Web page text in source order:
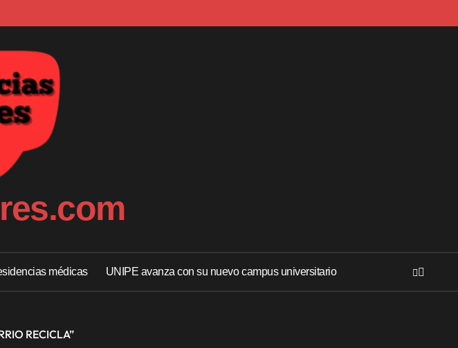
médicas UNIPE avanza con su nuevo campus universitario
RECICLA”